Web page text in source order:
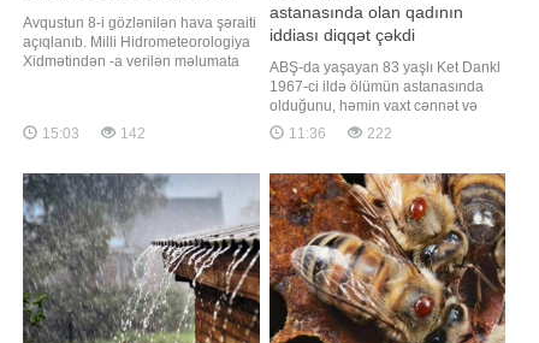
Avqustun 8-i gözlənilən hava şəraiti
açıqlanıb. Milli Hidrometeorologiya
Xidmətindən -a verilən məlumata
Şimal-qərb küləyi gündüz cənub-
Havanın temperaturu gecə 22-25
isti, gündüz 31-3
15:03 142
astanasında olan qadının
iddiası diqqət çəkdi
ABŞ-da yaşayan 83 yaşlı Ket Dankl
1967-ci ildə ölümün astanasında
olduğunu, həmin vaxt cənnət və
cəhənnəmlə bağlı görüntülər
gördüyünü, daha sonra isə
edib. xəbər verir ki, bu barədə Need
To Know nəşri məlumat yayıb.
Dankl bildirib ki, həmin il oğlunu
itirib və b
11:36 222